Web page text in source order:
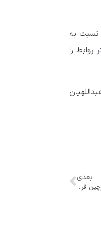
نسبت به
را
بعدی
وزیر کشور: شرایط برای تردد ۵۰۰ هزار زائر اربعین از مرز تمرچین فراهم است